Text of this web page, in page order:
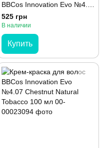
BBCos Innovation Evo №4.0
Chestnut Natural 100 мл
525 грн
В наличии
Купить